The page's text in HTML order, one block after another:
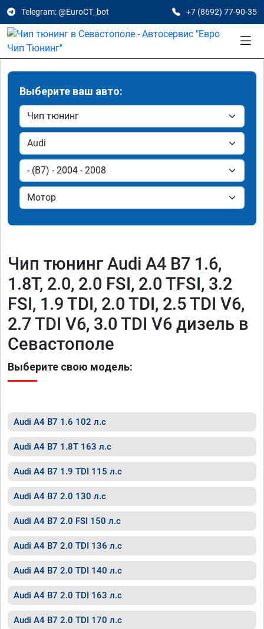
Telegram: @EuroCT_bot +7 (8692) 77-90-35
Выберите ваш авто:
Чип тюнинг Audi A4 B7 1.6,
1.8T, 2.0, 2.0 FSI, 2.0 TFSI, 3.2
FSI, 1.9 TDI, 2.0 TDI, 2.5 TDI V6,
2.7 TDI V6, 3.0 TDI V6 дизель в
Севастополе
Выберите свою модель:
Audi A4 B7 1.6 102 л.с
Audi A4 B7 1.8T 163 л.с
Audi A4 B7 1.9 TDI 115 л.с
Audi A4 B7 2.0 130 л.с
Audi A4 B7 2.0 FSI 150 л.с
Audi A4 B7 2.0 TDI 136 л.с
Audi A4 B7 2.0 TDI 140 л.с
Audi A4 B7 2.0 TDI 163 л.с
Audi A4 B7 2.0 TDI 170 л.с